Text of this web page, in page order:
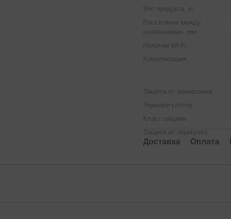
Вес продукта, кг
Расстояние между
креплениями, мм
Наличие Wi-Fi
Комплектация
Защита от замерзания
Терморегулятор
Класс защиты
Защита от перегрева
Доставка Оплата